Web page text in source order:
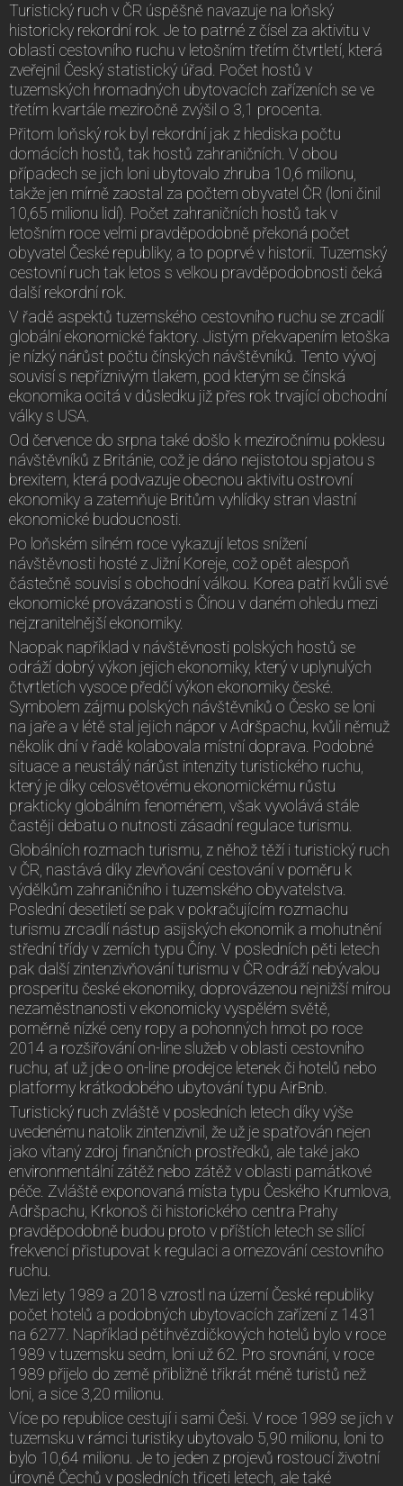
Turistický ruch v ČR úspěšně navazuje na loňský
historicky rekordní rok. Je to patrné z čísel za aktivitu v
oblasti cestovního ruchu v letošním třetím čtvrtletí, která
zveřejnil Český statistický úřad. Počet hostů v
tuzemských hromadných ubytovacích zařízeních se ve
třetím kvartále meziročně zvýšil o 3,1 procenta.
Přitom loňský rok byl rekordní jak z hlediska počtu
domácích hostů, tak hostů zahraničních. V obou
případech se jich loni ubytovalo zhruba 10,6 milionu,
takže jen mírně zaostal za počtem obyvatel ČR (loni činil
10,65 milionu lidí). Počet zahraničních hostů tak v
letošním roce velmi pravděpodobně překoná počet
obyvatel České republiky, a to poprvé v historii. Tuzemský
cestovní ruch tak letos s velkou pravděpodobnosti čeká
další rekordní rok.
V řadě aspektů tuzemského cestovního ruchu se zrcadlí
globální ekonomické faktory. Jistým překvapením letoška
je nízký nárůst počtu čínských návštěvníků. Tento vývoj
souvisí s nepříznivým tlakem, pod kterým se čínská
ekonomika ocitá v důsledku již přes rok trvající obchodní
války s USA.
Od července do srpna také došlo k meziročnímu poklesu
návštěvníků z Británie, což je dáno nejistotou spjatou s
brexitem, která podvazuje obecnou aktivitu ostrovní
ekonomiky a zatemňuje Britům vyhlídky stran vlastní
ekonomické budoucnosti.
Po loňském silném roce vykazují letos snížení
návštěvnosti hosté z Jižní Koreje, což opět alespoň
částečně souvisí s obchodní válkou. Korea patří kvůli své
ekonomické provázanosti s Čínou v daném ohledu mezi
nejzranitelnější ekonomiky.
Naopak například v návštěvnosti polských hostů se
odráží dobrý výkon jejich ekonomiky, který v uplynulých
čtvrtletích vysoce předčí výkon ekonomiky české.
Symbolem zájmu polských návštěvníků o Česko se loni
na jaře a v létě stal jejich nápor v Adršpachu, kvůli němuž
několik dní v řadě kolabovala místní doprava. Podobné
situace a neustálý nárůst intenzity turistického ruchu,
který je díky celosvětovému ekonomickému růstu
prakticky globálním fenoménem, však vyvolává stále
častěji debatu o nutnosti zásadní regulace turismu.
Globálních rozmach turismu, z něhož těží i turistický ruch
v ČR, nastává díky zlevňování cestování v poměru k
výdělkům zahraničního i tuzemského obyvatelstva.
Poslední desetiletí se pak v pokračujícím rozmachu
turismu zrcadlí nástup asijských ekonomik a mohutnění
střední třídy v zemích typu Číny. V posledních pěti letech
pak další zintenzivňování turismu v ČR odráží nebývalou
prosperitu české ekonomiky, doprovázenou nejnižší mírou
nezaměstnanosti v ekonomicky vyspělém světě,
poměrně nízké ceny ropy a pohonných hmot po roce
2014 a rozšiřování on-line služeb v oblasti cestovního
ruchu, ať už jde o on-line prodejce letenek či hotelů nebo
platformy krátkodobého ubytování typu AirBnb.
Turistický ruch zvláště v posledních letech díky výše
uvedenému natolik zintenzivnil, že už je spatřován nejen
jako vítaný zdroj finančních prostředků, ale také jako
environmentální zátěž nebo zátěž v oblasti památkové
péče. Zvláště exponovaná místa typu Českého Krumlova,
Adršpachu, Krkonoš či historického centra Prahy
pravděpodobně budou proto v příštích letech se sílící
frekvencí přistupovat k regulaci a omezování cestovního
ruchu.
Mezi lety 1989 a 2018 vzrostl na území České republiky
počet hotelů a podobných ubytovacích zařízení z 1431
na 6277. Například pětihvězdičkových hotelů bylo v roce
1989 v tuzemsku sedm, loni už 62. Pro srovnání, v roce
1989 přijelo do země přibližně třikrát méně turistů než
loni, a sice 3,20 milionu.
Více po republice cestují i sami Češi. V roce 1989 se jich v
tuzemsku v rámci turistiky ubytovalo 5,90 milionu, loni to
bylo 10,64 milionu. Je to jeden z projevů rostoucí životní
úrovně Čechů v posledních třiceti letech, ale také